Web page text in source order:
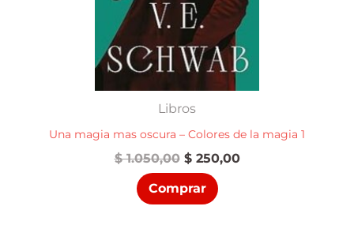
Libros
Una magia mas oscura – Colores de la magia 1
$1.050,00 El
precio
original
era:
$250,00El
Comprar